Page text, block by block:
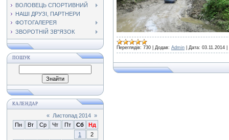
ВОЛОВЕЦЬ СПОРТИВНИЙ
НАШІ ДРУЗІ, ПАРТНЕРИ
ФОТОГАЛЕРЕЯ
ЗВОРОТНІЙ ЗВ"ЯЗОК
ПОШУК
КАЛЕНДАР
« Листопад 2014 »
Пн
Вт Ср Чт Пт Сб
Нд
1
2
Переглядів: 730 Додав: Admin Дата: 03.11.2014